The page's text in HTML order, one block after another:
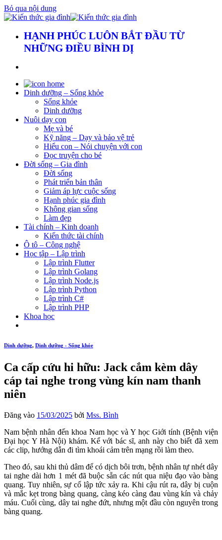
Bỏ qua nội dung
HẠNH PHÚC LUÔN BẮT ĐẦU TỪ
NHỮNG ĐIỀU BÌNH DỊ
Dinh dưỡng – Sống khỏe
Sống khỏe
Dinh dưỡng
Nuôi dạy con
Mẹ và bé
Kỹ năng – Dạy và bảo vệ trẻ
Hiểu con – Nói chuyện với con
Đọc truyện cho bé
Đời sống – Gia đình
Đời sống
Phát triển bản thân
Giảm áp lực cuộc sống
Hạnh phúc gia đình
Không gian sống
Làm đẹp
Tài chính – Kinh doanh
Kiến thức tài chính
Ô tô – Công nghệ
Học tập – Lập trình
Lập trình Flutter
Lập trình Golang
Lập trình Node.js
Lập trình Python
Lập trình C#
Lập trình PHP
Khoa học
Dinh dưỡng, Dinh dưỡng - Sống khỏe
Ca cấp cứu hi hữu: Jack cắm kèm dây
cáp tai nghe trong vùng kín nam thanh
niên
Đăng vào 15/03/2025 bởi Mss. Bình
Nam bệnh nhân đến khoa Nam học và Y học Giới tính (Bệnh viện
Đại học Y Hà Nội) khám. Kể với bác sĩ, anh này cho biết đã xem
các clip, hướng dẫn đi tìm khoái cảm trên mạng rồi làm theo.
Theo đó, sau khi thủ dâm để có dịch bôi trơn, bệnh nhân tự nhét dây
tai nghe dài hơn 1 mét đã buộc sẵn các nút qua niệu đạo vào bàng
quang. Tuy nhiên, sự cố lập tức xảy ra. Khi cậu rút ra, dây bị cuộn
và mắc kẹt trong bàng quang, càng kéo càng đau vùng kín và chảy
máu. Cuối cùng, dây tai nghe đứt, nhưng một đầu còn nguyên trong
bàng quang.